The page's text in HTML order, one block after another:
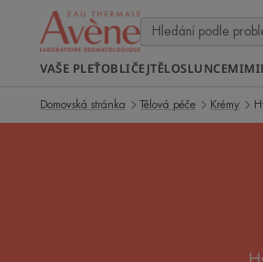
VAŠE PLEŤOBLIČEJTĚLOSLUNCE
Domovská stránka Tělová péče Krémy